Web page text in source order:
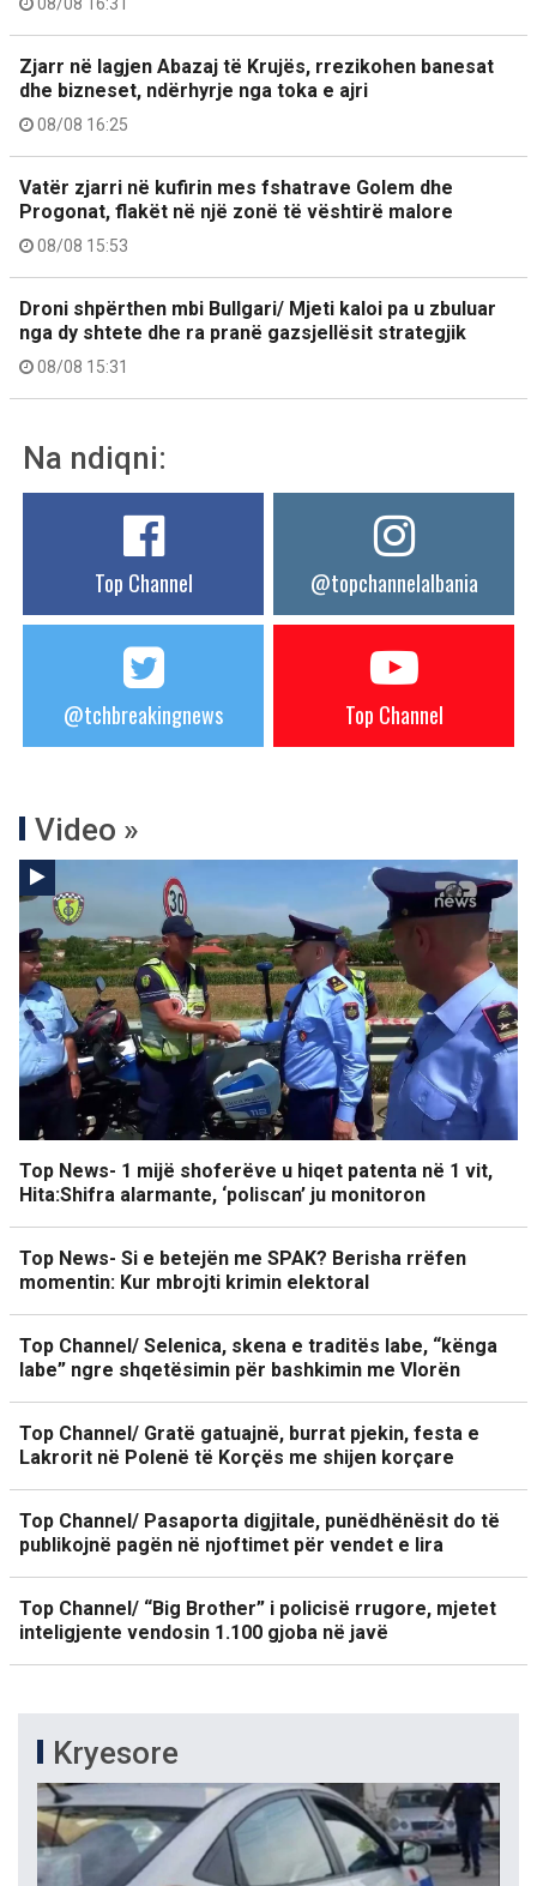
Zjarr në lagjen Abazaj të Krujës, rrezikohen banesat
dhe bizneset, ndërhyrje nga toka e ajri
08/08 16:25
Vatër zjarri në kufirin mes fshatrave Golem dhe
Progonat, flakët në një zonë të vështirë malore
08/08 15:53
Droni shpërthen mbi Bullgari/ Mjeti kaloi pa u zbuluar
nga dy shtete dhe ra pranë gazsjellësit strategjik
08/08 15:31
Na ndiqni:
Top Channel @topchannelalbania
@tchbreakingnews Top Channel
Video »
Top News- 1 mijë shoferëve u hiqet patenta në 1 vit,
Hita:Shifra alarmante, ‘poliscan’ ju monitoron
Top News- Si e betejën me SPAK? Berisha rrëfen
momentin: Kur mbrojti krimin elektoral
Top Channel/ Selenica, skena e traditës labe, “kënga
labe” ngre shqetësimin për bashkimin me Vlorën
Top Channel/ Gratë gatuajnë, burrat pjekin, festa e
Lakrorit në Polenë të Korçës me shijen korçare
Top Channel/ Pasaporta digjitale, punëdhënësit do të
publikojnë pagën në njoftimet për vendet e lira
Top Channel/ “Big Brother” i policisë rrugore, mjetet
inteligjente vendosin 1.100 gjoba në javë
Kryesore